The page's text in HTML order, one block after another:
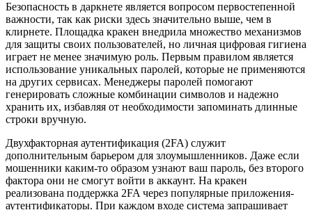
Безопасность в даркнете является вопросом первостепенной
важности, так как риски здесь значительно выше, чем в
клирнете. Площадка кракен внедрила множество механизмов
для защиты своих пользователей, но личная цифровая гигиена
играет не менее значимую роль. Первым правилом является
использование уникальных паролей, которые не применяются
на других сервисах. Менеджеры паролей помогают
генерировать сложные комбинации символов и надежно
хранить их, избавляя от необходимости запоминать длинные
строки вручную.
Двухфакторная аутентификация (2FA) служит
дополнительным барьером для злоумышленников. Даже если
мошенники каким-то образом узнают ваш пароль, без второго
фактора они не смогут войти в аккаунт. На кракен
реализована поддержка 2FA через популярные приложения-
аутентификаторы. При каждом входе система запрашивает